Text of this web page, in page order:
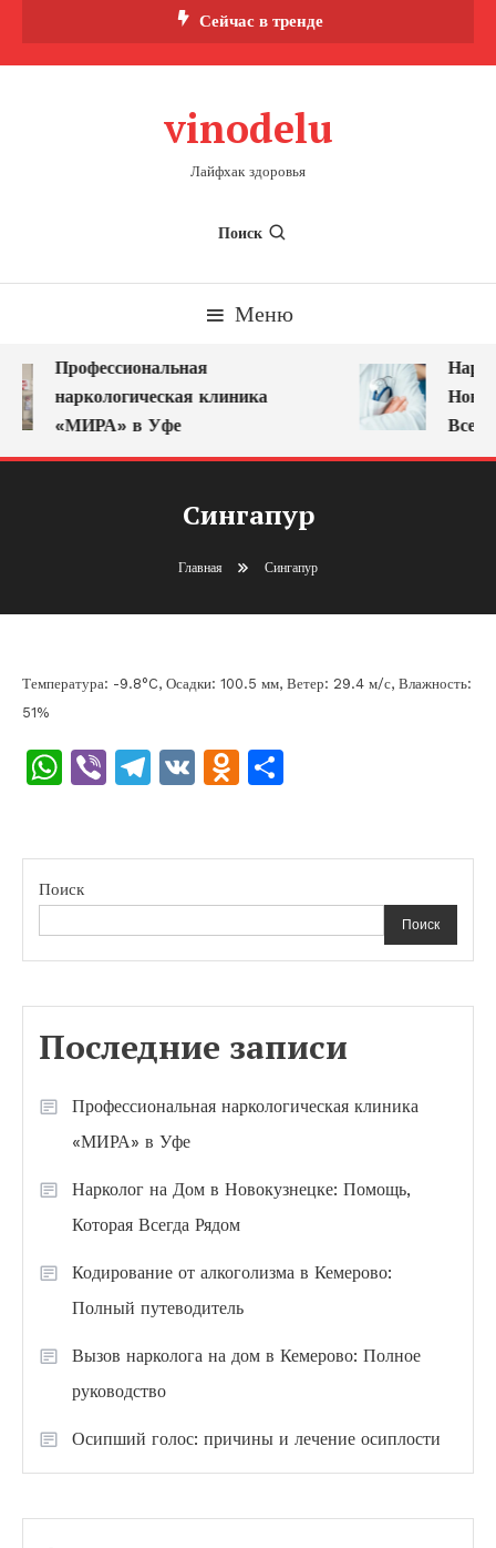
Сейчас в тренде
vinodelu
Лайфхак здоровья
Поиск
Меню
Профессиональная
наркологическая клиника
«МИРА» в Уфе
Сингапур
Главная Сингапур
Температура: -9.8°C, Осадки: 100.5 мм, Ветер: 29.4 м/с, Влажность:
51%
WhatsApp
ViberTelegram
VK Odnoklassniki
Поиск
Поиск
Последние записи
Профессиональная наркологическая клиника
«МИРА» в Уфе
Нарколог на Дом в Новокузнецке: Помощь,
Которая Всегда Рядом
Кодирование от алкоголизма в Кемерово:
Полный путеводитель
Вызов нарколога на дом в Кемерово: Полное
руководство
Осипший голос: причины и лечение осиплости